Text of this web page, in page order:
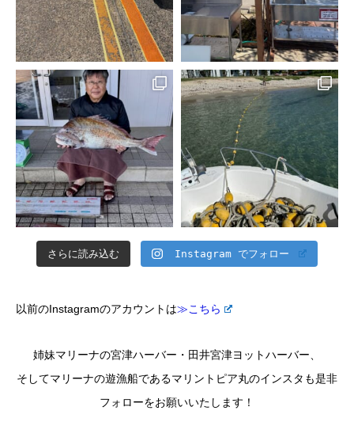
さらに読み込む Instagram でフォロー
以前のInstagramのアカウントは≫こちら
姉妹マリーナの宮津ハーバー・田井宮津ヨットハーバー、
そしてマリーナの遊漁船であるマリントピア丸のインスタも是非
フォローをお願いいたします！